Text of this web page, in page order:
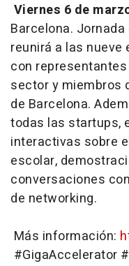
Viernes 6 de
Barcelona.
reunirá a las
con
sector y miembros
de Barcelona.
todas las startups,
interactivas sobre
escolar,
conversaciones
de networking.
Más información:
#GigaAccelerator